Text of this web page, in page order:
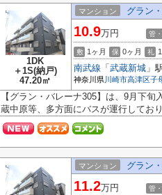
1DK
＋1S(納戸)
47.20㎡
マンション グラン
10.9万円 管
敷 1ヶ月 保 0ヶ月 礼
南武線 「 武蔵新城 」
神奈川県川崎市高津区子
【グラン・バレーナ305】は、9月下
蔵中原等、多方面にバスが運行してお
マンション グラン
11.2万円 管